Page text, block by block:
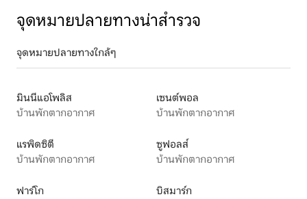
จุดหมายปลายทางน่าสำรวจ
จุดหมายปลายทางใกล้ๆ
มินนีแอโพลิส
บ้านพักตากอากาศ
เซนต์พอล
บ้านพักตากอากาศ
แรพิดซิตี
บ้านพักตากอากาศ
ซูฟอลส์
บ้านพักตากอากาศ
ฟาร์โก
บิสมาร์ก